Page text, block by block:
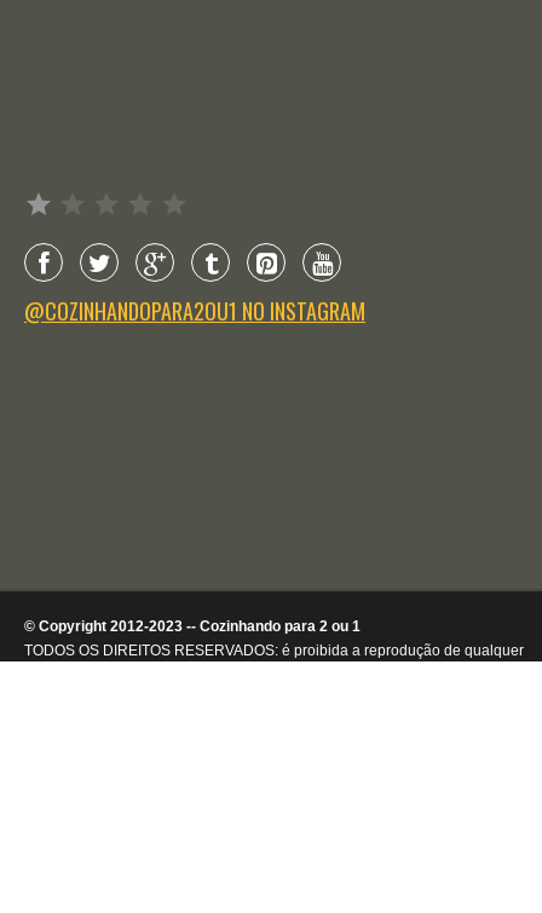
@COZINHANDOPARA2OU1 NO INSTAGRAM
© Copyright 2012-2023 -- Cozinhando para 2 ou 1
TODOS OS DIREITOS RESERVADOS: é proibida a reprodução de qualquer